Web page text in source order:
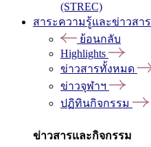
(STREC)
สาระความรู้และข่าวสาร
ย้อนกลับ
Highlights
ข่าวสารทั้งหมด
ข่าวจุฬาฯ
ปฏิทินกิจกรรม
ข่าวสารและกิจกรรม